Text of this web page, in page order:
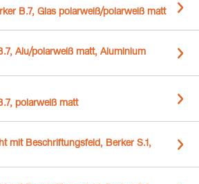
B.7, Glas polarweiß/polarweiß matt
Alu/polarweiß matt, Aluminium
polarweiß matt
mit Beschriftungsfeld, Berker S.1,